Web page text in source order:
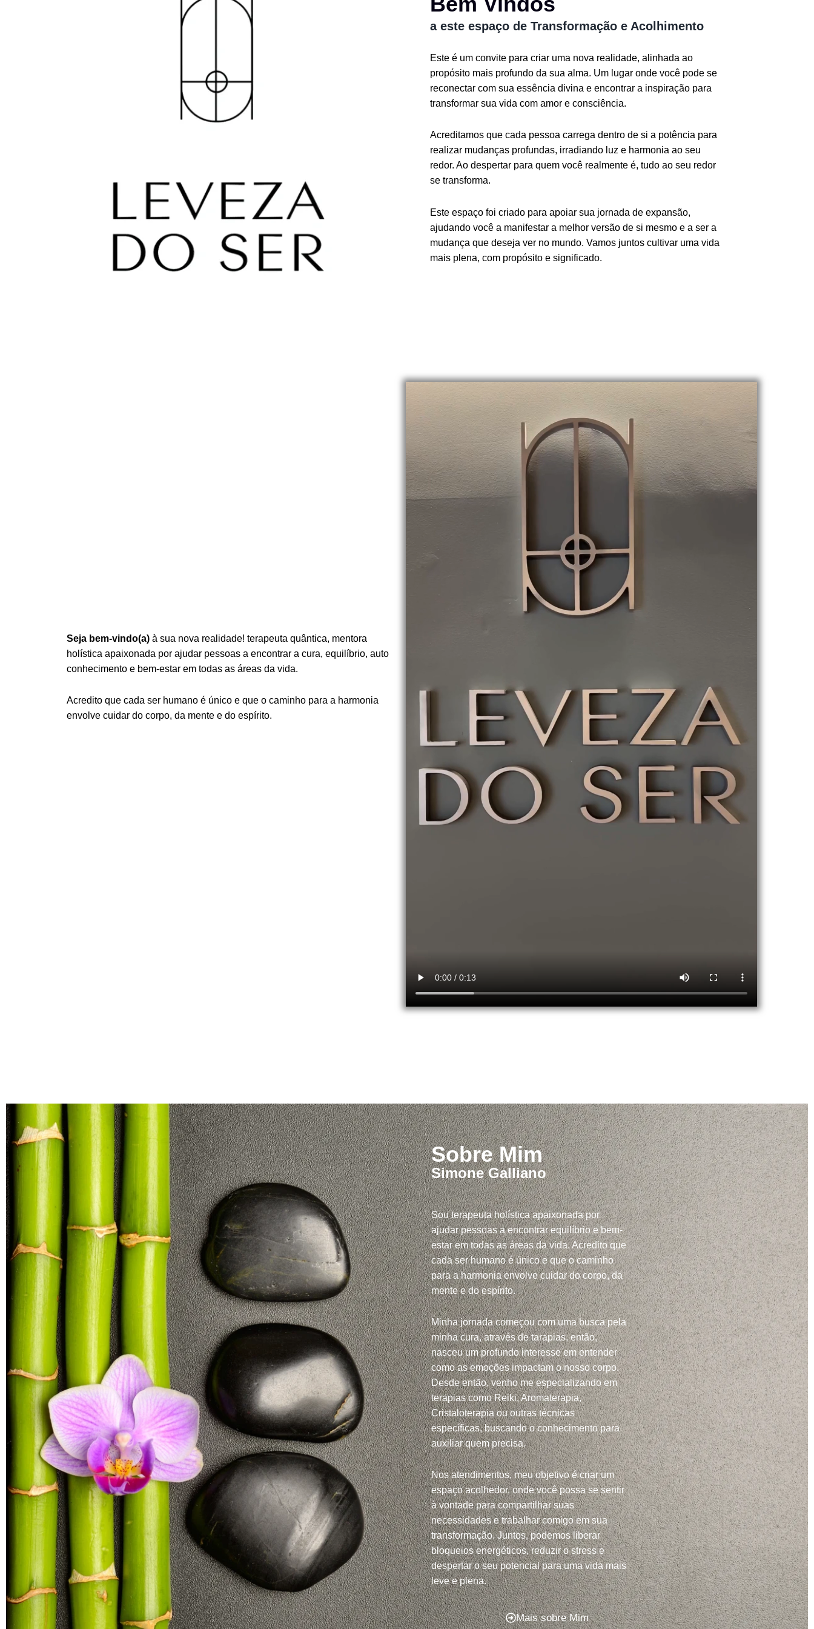
a este espaço de Transformação e Acolhimento
Este é um convite para criar uma nova realidade, alinhada ao
propósito mais profundo da sua alma. Um lugar onde você pode se
reconectar com sua essência divina e encontrar a inspiração para
transformar sua vida com amor e consciência.
Acreditamos que cada pessoa carrega dentro de si a potência para
realizar mudanças profundas, irradiando luz e harmonia ao seu
redor. Ao despertar para quem você realmente é, tudo ao seu redor
se transforma.
Este espaço foi criado para apoiar sua jornada de expansão,
ajudando você a manifestar a melhor versão de si mesmo e a ser a
mudança que deseja ver no mundo. Vamos juntos cultivar uma vida
mais plena, com propósito e significado.
Seja bem-vindo(a) à sua nova realidade! terapeuta quântica, mentora
holística apaixonada por ajudar pessoas a encontrar a cura, equilíbrio, auto
conhecimento e bem-estar em todas as áreas da vida.
Acredito que cada ser humano é único e que o caminho para a harmonia
envolve cuidar do corpo, da mente e do espírito.
Sobre Mim
Simone Galliano
Sou terapeuta holística apaixonada por
ajudar pessoas a encontrar equilíbrio e bem-
estar em todas as áreas da vida. Acredito que
cada ser humano é único e que o caminho
para a harmonia envolve cuidar do corpo, da
mente e do espírito.
Minha jornada começou com uma busca pela
minha cura, através de tarapias, então,
nasceu um profundo interesse em entender
como as emoções impactam o nosso corpo.
Desde então, venho me especializando em
terapias como Reiki, Aromaterapia,
Cristaloterapia ou outras técnicas
específicas, buscando o conhecimento para
auxiliar quem precisa.
Nos atendimentos, meu objetivo é criar um
espaço acolhedor, onde você possa se sentir
à vontade para compartilhar suas
necessidades e trabalhar comigo em sua
transformação. Juntos, podemos liberar
bloqueios energéticos, reduzir o stress e
despertar o seu potencial para uma vida mais
leve e plena.
Mais sobre Mim